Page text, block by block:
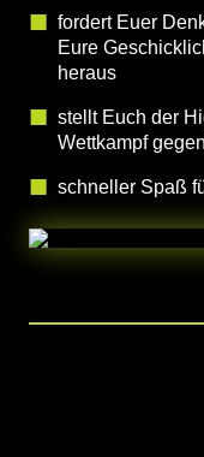
fordert Euer
Eure
heraus
stellt Euch der
Wettkampf
schneller Spaß